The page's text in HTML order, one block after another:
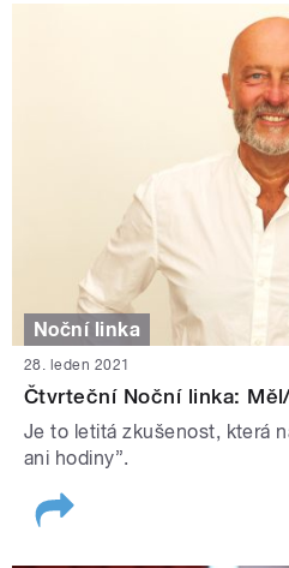
Noční linka
28. leden 2021
Čtvrteční Noční linka:
Je to letitá zkušenost, která
ani hodiny”.